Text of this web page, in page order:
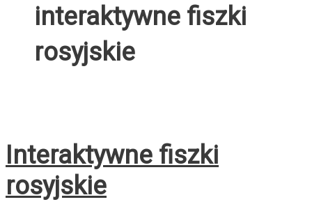
interaktywne fiszki
rosyjskie
Interaktywne fiszki
rosyjskie